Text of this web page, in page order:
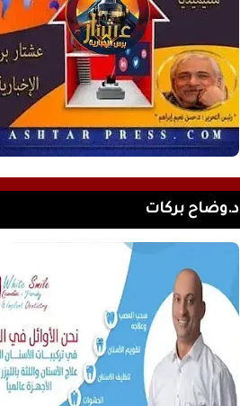
د.وضاح بركات